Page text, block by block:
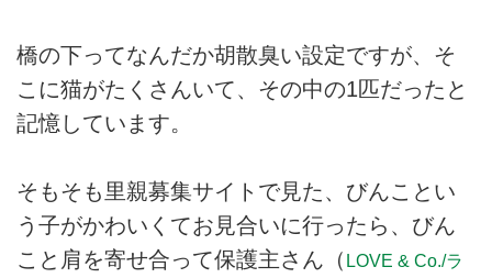
橋の下ってなんだか胡散臭い設定ですが、そ
こに猫がたくさんいて、その中の1匹だったと
記憶しています。
そもそも里親募集サイトで見た、びんことい
う子がかわいくてお見合いに行ったら、びん
こと肩を寄せ合って保護主さん（ LOVE & Co./ラ